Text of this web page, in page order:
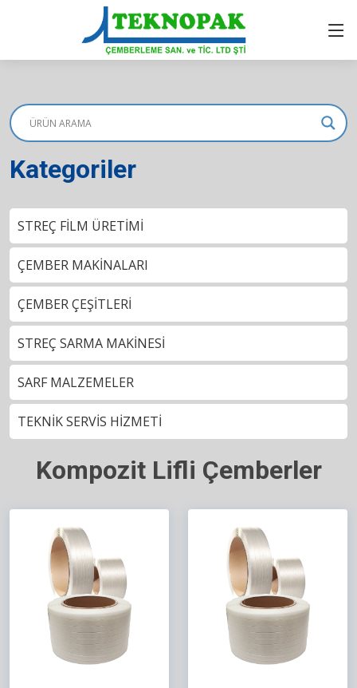
Kategoriler
STREÇ FİLM ÜRETİMİ
ÇEMBER MAKİNALARI
ÇEMBER ÇEŞİTLERİ
STREÇ SARMA MAKİNESİ
SARF MALZEMELER
TEKNİK SERVİS HİZMETİ
Kompozit Lifli Çemberler